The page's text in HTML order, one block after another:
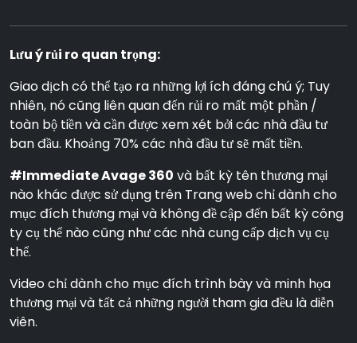
Lưu ý rủi ro quan trọng:
Giao dịch có thể tạo ra những lợi ích đáng chú ý; Tuy
nhiên, nó cũng liên quan đến rủi ro mất một phần /
toàn bộ tiền và cần được xem xét bởi các nhà đầu tư
ban đầu. Khoảng 70% các nhà đầu tư sẽ mất tiền.
#Immediate Avage 360 và bất kỳ tên thương mại
nào khác được sử dụng trên Trang web chỉ dành cho
mục đích thương mại và không đề cập đến bất kỳ công
ty cụ thể nào cũng như các nhà cung cấp dịch vụ cụ
thể.
Video chỉ dành cho mục đích trình bày và minh họa
thương mại và tất cả những người tham gia đều là diễn
viên.